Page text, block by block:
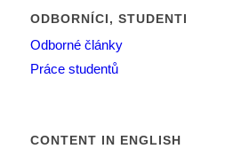
ODBORNÍCI, STUDENTI
Odborné články
Práce studentů
CONTENT IN ENGLISH